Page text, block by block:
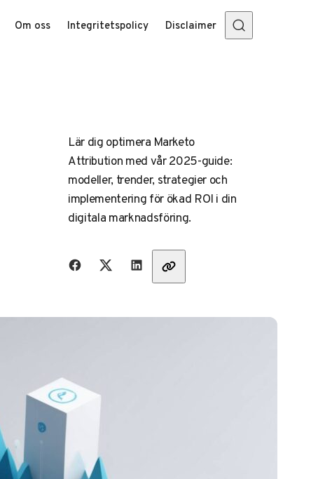
Om oss Integritetspolicy Disclaimer
Lär dig optimera Marketo
Attribution med vår 2025-guide:
modeller, trender, strategier och
implementering för ökad ROI i din
digitala marknadsföring.
Dela med vänner